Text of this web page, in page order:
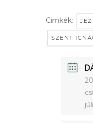
Cimkék:
SZENT